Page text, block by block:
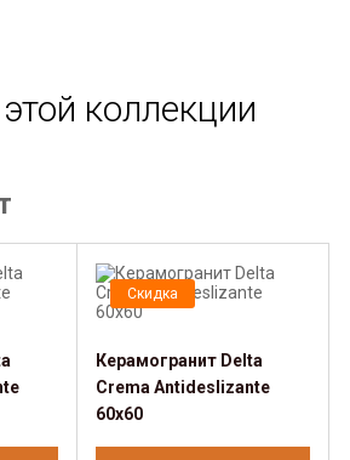
коллекции
Скидка
Керамогранит Delta
Crema Antideslizante
60x60